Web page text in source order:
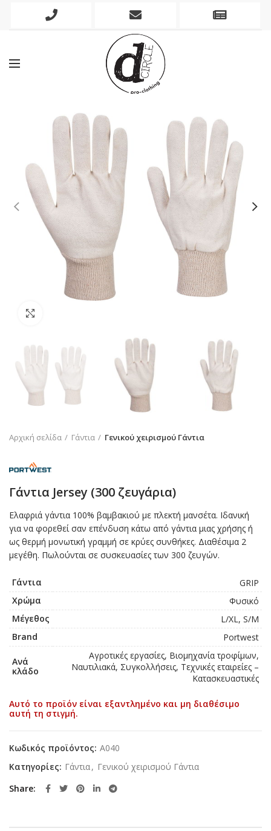
Phone
Mobile
Αρχική σελίδα Γάντια Γενικού χειρισμού Γάντια
Γάντια Jersey (300 ζευγάρια)
Ελαφριά γάντια 100% βαμβακιού με πλεκτή μανσέτα. Ιδανική
για να φορεθεί σαν επένδυση κάτω από γάντια μιας χρήσης ή
ως θερμή μονωτική γραμμή σε κρύες συνθήκες. Διαθέσιμα 2
μεγέθη. Πωλούνται σε συσκευασίες των 300 ζευγών.
Γάντια
GRIP
Χρώμα
Φυσικό
Μέγεθος
L/XL, S/M
Brand
Portwest
Ανά
κλάδο
Αγροτικές εργασίες, Βιομηχανία τροφίμων,
Ναυτιλιακά, Συγκολλήσεις, Τεχνικές εταιρείες –
Κατασκευαστικές
Αυτό το προϊόν είναι εξαντλημένο και μη διαθέσιμο
αυτή τη στιγμή.
Κωδικός προϊόντος: A040
Κατηγορίες: Γάντια, Γενικού χειρισμού Γάντια
Share